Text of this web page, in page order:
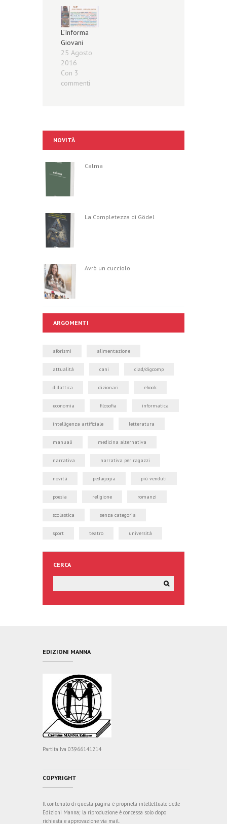
L’Informa
Giovani
25 Agosto
2016
Con 3
commenti
NOVITÀ
Calma
La Completezza di Gödel
Avrò un cucciolo
ARGOMENTI
aforismi alimentazione
attualità cani ciad/digcomp
didattica dizionari ebook
economia filosofia informatica
intelligenza artificiale letteratura
manuali medicina alternativa
narrativa narrativa per ragazzi
novità pedagogia più venduti
poesia religione romanzi
scolastica senza categoria
sport teatro università
CERCA
EDIZIONI MANNA
Partita Iva 03966141214
COPYRIGHT
Il contenuto di questa pagina è proprietà intellettuale delle
Edizioni Manna; la riproduzione è concessa solo dopo
richiesta e approvazione via mail.